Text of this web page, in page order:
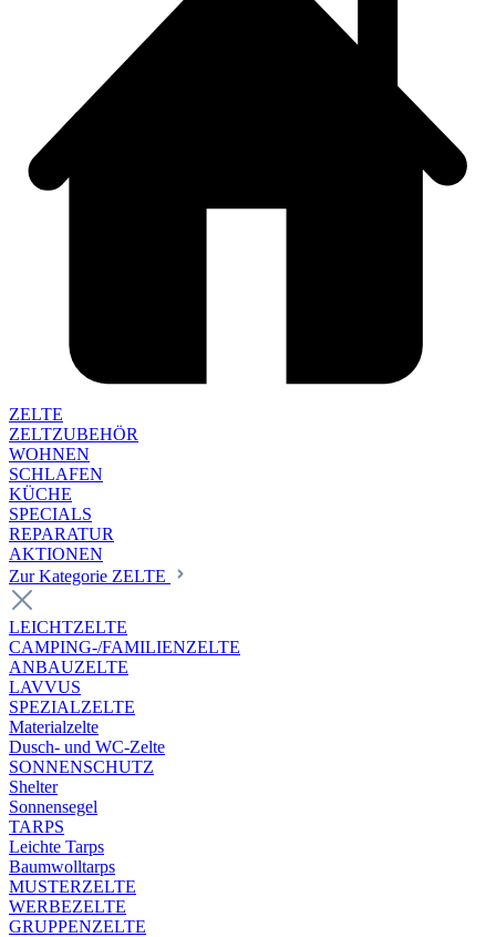
ZELTE
ZELTZUBEHÖR
WOHNEN
SCHLAFEN
KÜCHE
SPECIALS
REPARATUR
AKTIONEN
Zur Kategorie ZELTE
LEICHTZELTE
CAMPING-/FAMILIENZELTE
ANBAUZELTE
LAVVUS
SPEZIALZELTE
Materialzelte
Dusch- und WC-Zelte
SONNENSCHUTZ
Shelter
Sonnensegel
TARPS
Leichte Tarps
Baumwolltarps
MUSTERZELTE
WERBEZELTE
GRUPPENZELTE